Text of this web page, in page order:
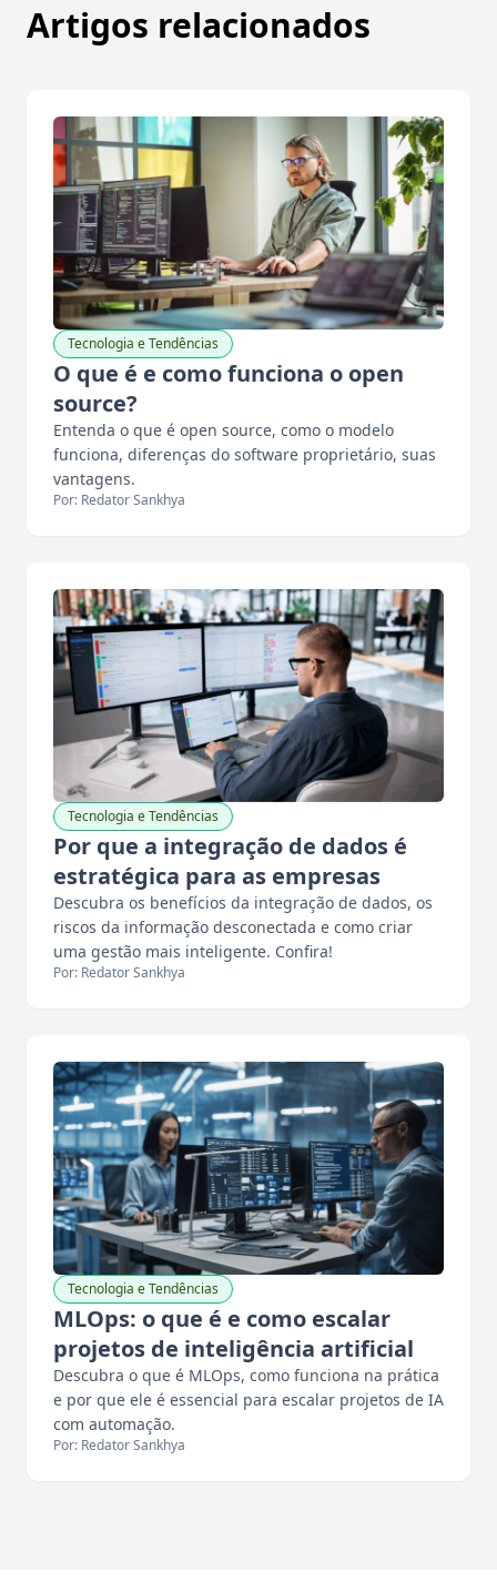
Artigos relacionados
Tecnologia e Tendências
O que é e como funciona o open
source?
Entenda o que é open source, como o modelo
funciona, diferenças do software proprietário, suas
vantagens.
Por: Redator Sankhya
Tecnologia e Tendências
Por que a integração de dados é
estratégica para as empresas
Descubra os benefícios da integração de dados, os
riscos da informação desconectada e como criar
uma gestão mais inteligente. Confira!
Por: Redator Sankhya
Tecnologia e Tendências
MLOps: o que é e como escalar
projetos de inteligência artificial
Descubra o que é MLOps, como funciona na prática
e por que ele é essencial para escalar projetos de IA
com automação.
Por: Redator Sankhya